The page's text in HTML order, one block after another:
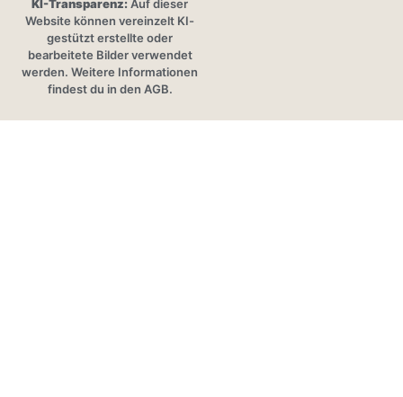
KI-Transparenz:Auf dieser
Website können vereinzelt KI-
gestützt erstellte oder
bearbeitete Bilder verwendet
werden. Weitere Informationen
findest du in den AGB.